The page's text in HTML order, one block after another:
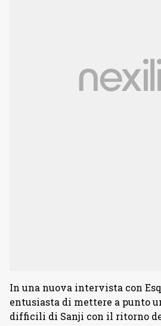
In una nuova intervista con
entusiasta di mettere a punto
difficili di Sanji con il ritorno